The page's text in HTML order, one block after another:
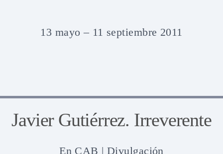
13 mayo – 11 septiembre 2011
Javier Gutiérrez. Irreverente
En CAB | Divulgación